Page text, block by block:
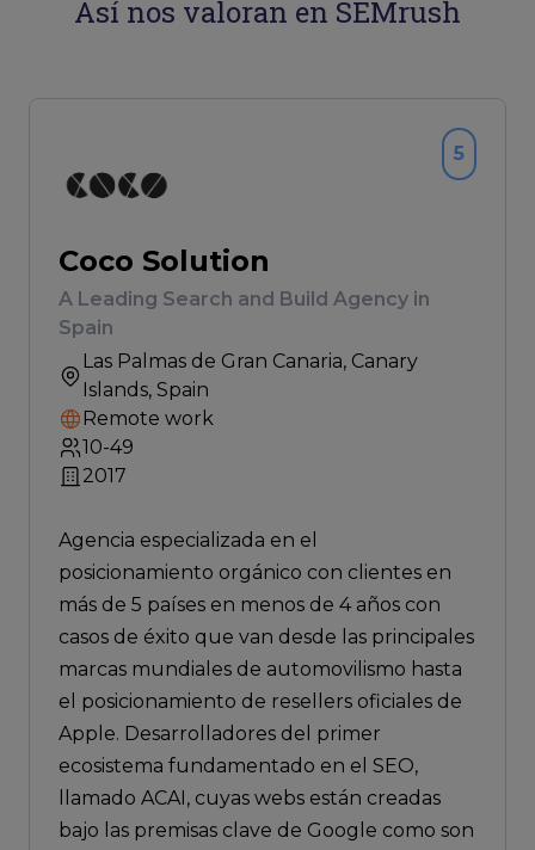
Así nos valoran en SEMrush
Coco Solution
A Leading Search and Build Agency in
Spain
Las Palmas de Gran Canaria, Canary
Islands, Spain
Remote work
10-49
2017
5
Agencia especializada en el
posicionamiento orgánico con clientes en
más de 5 países en menos de 4 años con
casos de éxito que van desde las principales
marcas mundiales de automovilismo hasta
el posicionamiento de resellers oficiales de
Apple. Desarrolladores del primer
ecosistema fundamentado en el SEO,
llamado ACAI, cuyas webs están creadas
bajo las premisas clave de Google como son